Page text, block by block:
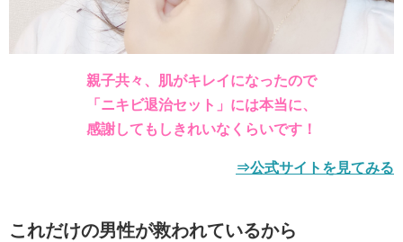
親子共々、肌がキレイになったので
「ニキビ退治セット」には本当に、
感謝してもしきれいなくらいです！
⇒公式サイトを見てみる
これだけの男性が救われているから